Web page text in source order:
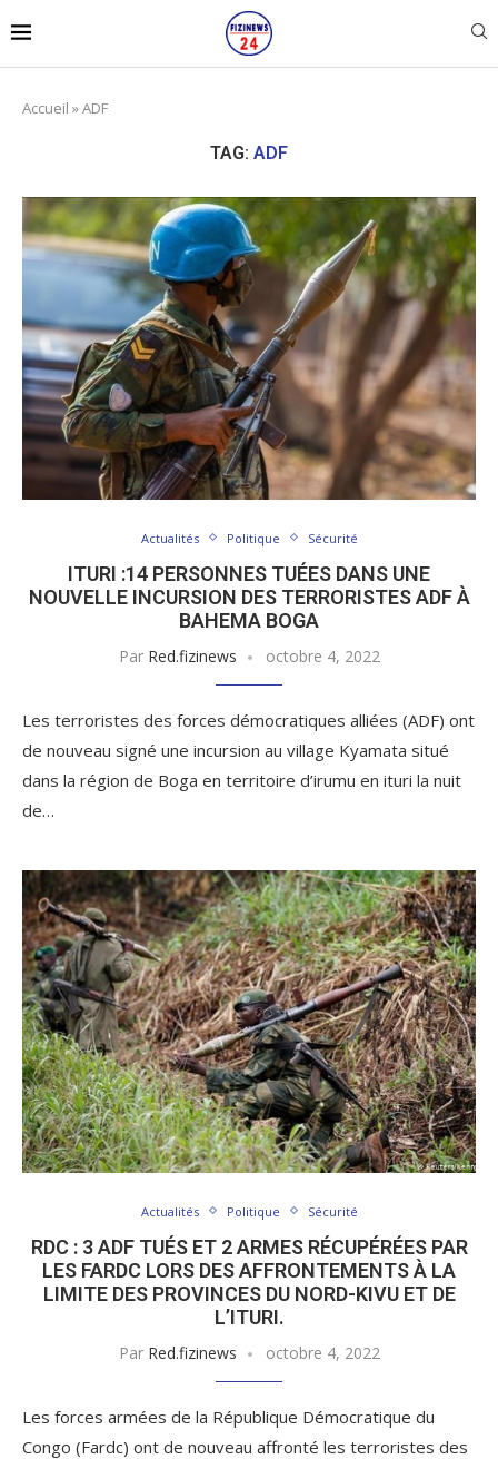
Accueil »ADF
TAG: ADF
Actualités Politique Sécurité
ITURI :14 PERSONNES TUÉES DANS UNE
NOUVELLE INCURSION DES TERRORISTES ADF À
BAHEMA BOGA
Par Red.fizinews octobre 4, 2022
Les terroristes des forces démocratiques alliées (ADF) ont
de nouveau signé une incursion au village Kyamata situé
dans la région de Boga en territoire d’irumu en ituri la nuit
de…
Actualités Politique Sécurité
RDC : 3 ADF TUÉS ET 2 ARMES RÉCUPÉRÉES PAR
LES FARDC LORS DES AFFRONTEMENTS À LA
LIMITE DES PROVINCES DU NORD-KIVU ET DE
L’ITURI.
Par Red.fizinews octobre 4, 2022
Les forces armées de la République Démocratique du
Congo (Fardc) ont de nouveau affronté les terroristes des